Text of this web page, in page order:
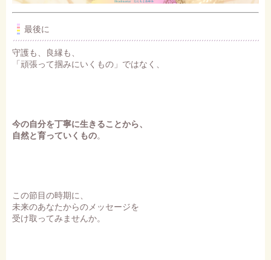
最後に
守護も、良縁も、
「頑張って掴みにいくもの」ではなく、
今の自分を丁寧に生きることから、
自然と育っていくもの。
この節目の時期に、
未来のあなたからのメッセージを
受け取ってみませんか。